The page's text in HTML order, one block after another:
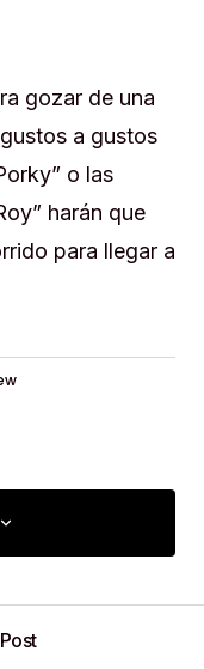
gozar de una
a gustos
o las
harán que
para llegar a